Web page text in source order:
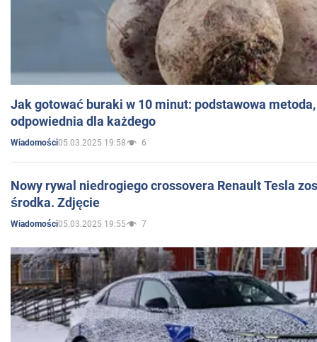
Jak gotować buraki w 10 minut: podstawowa
odpowiednia dla każdego
Wiadomości05.03.2025 19:58 6
Nowy rywal niedrogiego crossovera Renault Tesla
środka. Zdjęcie
Wiadomości05.03.2025 19:55 7